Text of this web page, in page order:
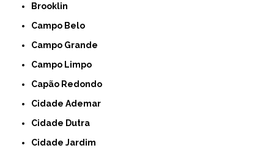
Brooklin
Campo Belo
Campo Grande
Campo Limpo
Capão Redondo
Cidade Ademar
Cidade Dutra
Cidade Jardim